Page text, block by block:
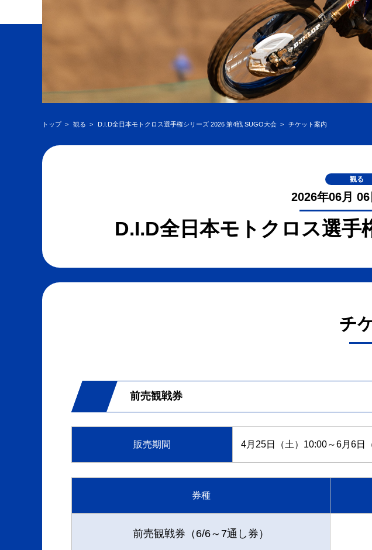
トップ 観る D.I.D全日本モトクロス選手権シリーズ 2026 第4戦 SUGO大会 チケット案内
観る
2026年06月 06
D.I.D全日本モトクロス選手
チ
前売観戦券
販売期間 4月25日（土）10:00～6月6日
券種
前売観戦券（6/6～7通し券）